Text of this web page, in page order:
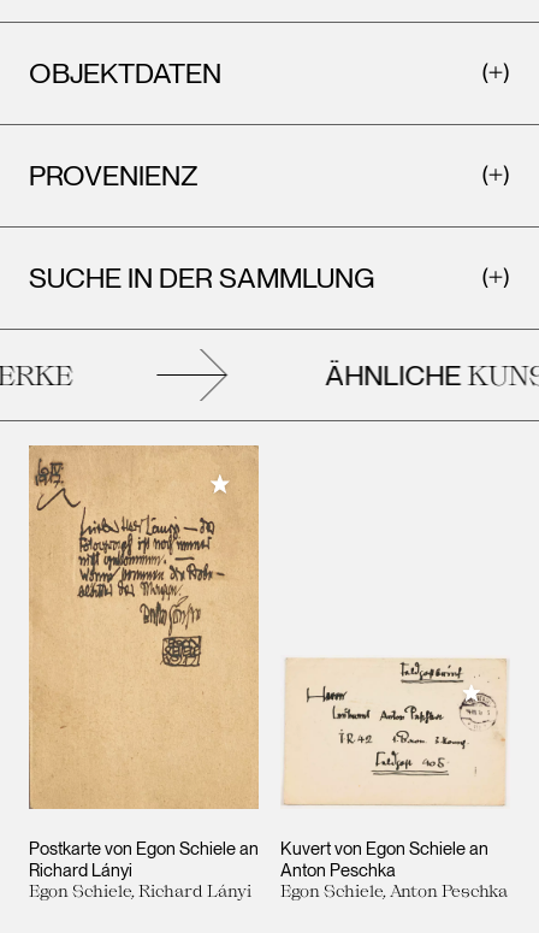
OBJEKTDATEN
PROVENIENZ
SUCHE IN DER SAMMLUNG
ÄHNLICHE
Postkarte von Egon Schiele an
Richard Lányi
Egon Schiele, Richard Lányi
Meiner Sammlung hinzufügen
Kuvert von Egon Schiele an
Anton Peschka
Egon Schiele, Anton Peschka
Meiner